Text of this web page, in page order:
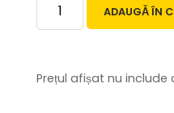
ADAUGĂ ÎN
Prețul afișat nu